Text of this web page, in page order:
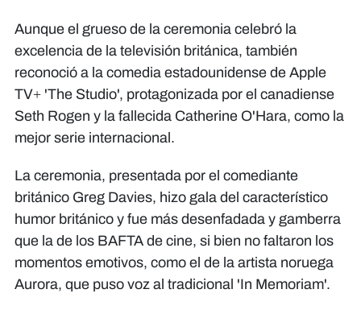
Aunque el grueso de la ceremonia celebró la
excelencia de la televisión británica, también
reconoció a la comedia estadounidense de Apple
TV+ 'The Studio', protagonizada por el canadiense
Seth Rogen y la fallecida Catherine O'Hara, como la
mejor serie internacional.
La ceremonia, presentada por el comediante
británico Greg Davies, hizo gala del característico
humor británico y fue más desenfadada y gamberra
que la de los BAFTA de cine, si bien no faltaron los
momentos emotivos, como el de la artista noruega
Aurora, que puso voz al tradicional 'In Memoriam'.